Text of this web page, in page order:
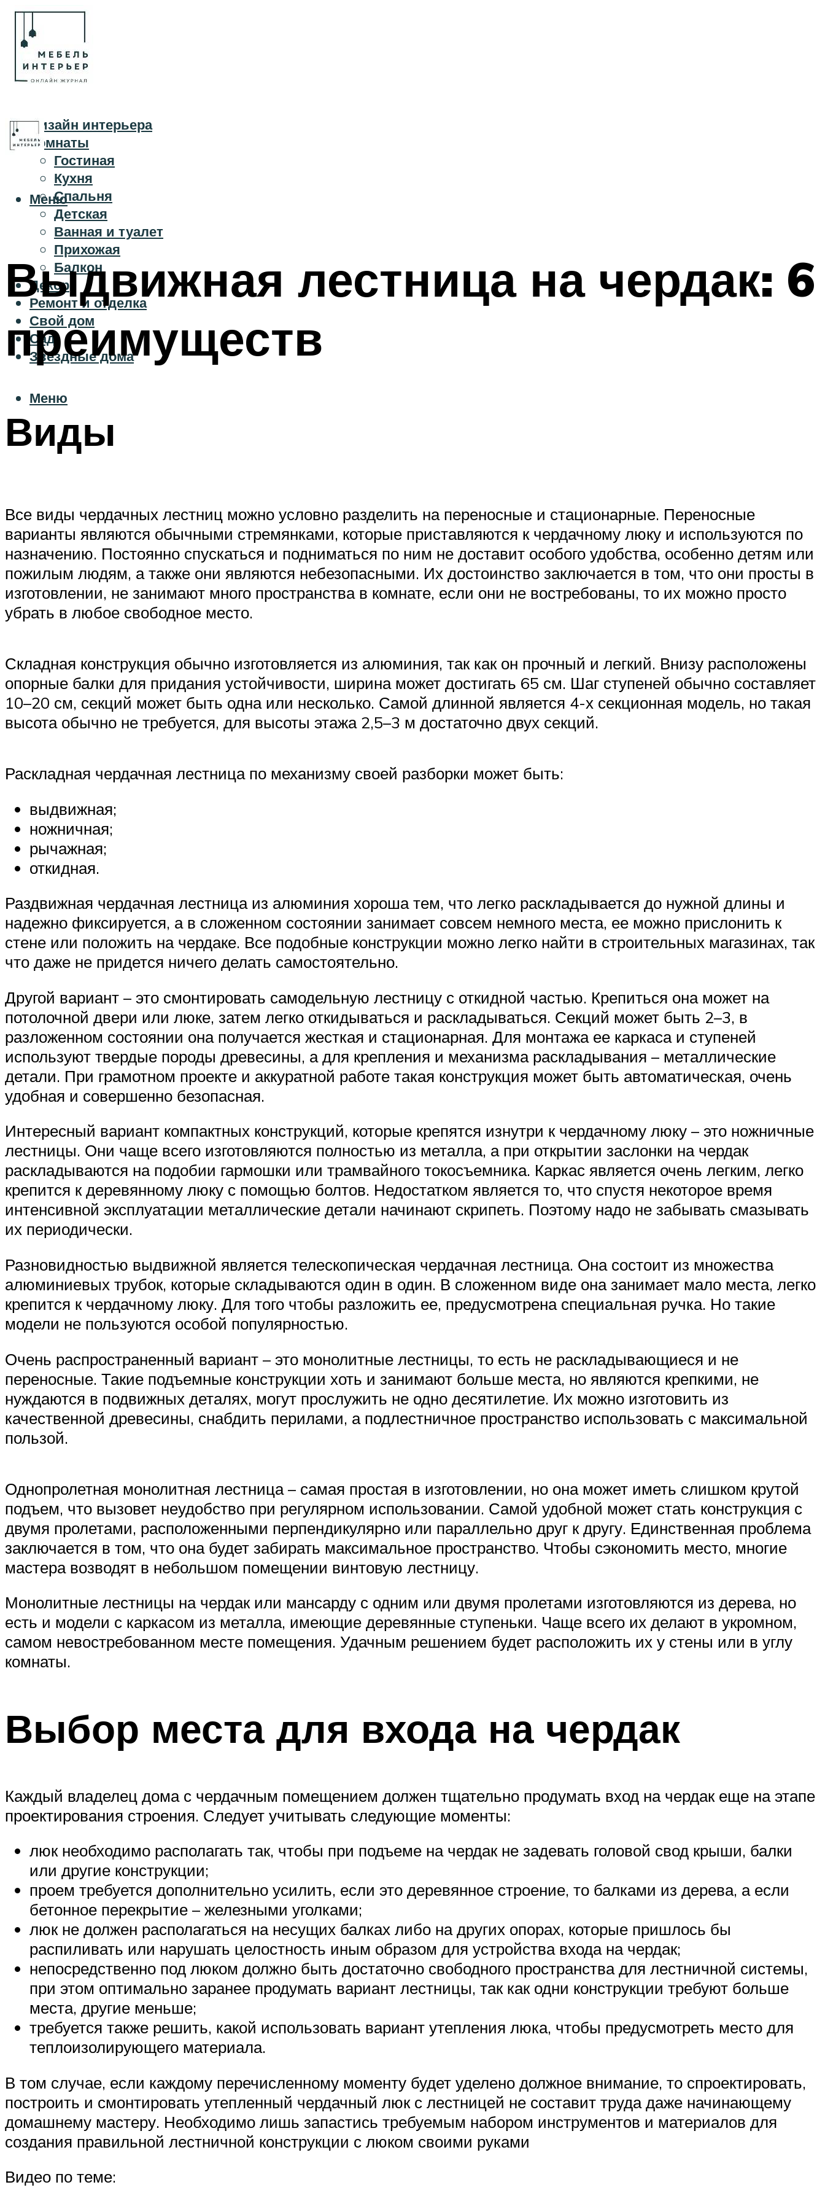
Дизайн интерьера
Комнаты
Гостиная
Кухня
Спальня
Детская
Ванная и туалет
Прихожая
Балкон
Декор
Ремонт и отделка
Свой дом
Сад
Звездные дома
Меню
Меню
Выдвижная лестница на чердак: 6
преимуществ
Виды
Все виды чердачных лестниц можно условно разделить на переносные и стационарные. Переносные
варианты являются обычными стремянками, которые приставляются к чердачному люку и используются по
назначению. Постоянно спускаться и подниматься по ним не доставит особого удобства, особенно детям или
пожилым людям, а также они являются небезопасными. Их достоинство заключается в том, что они просты в
изготовлении, не занимают много пространства в комнате, если они не востребованы, то их можно просто
убрать в любое свободное место.
Складная конструкция обычно изготовляется из алюминия, так как он прочный и легкий. Внизу расположены
опорные балки для придания устойчивости, ширина может достигать 65 см. Шаг ступеней обычно составляет
10–20 см, секций может быть одна или несколько. Самой длинной является 4-х секционная модель, но такая
высота обычно не требуется, для высоты этажа 2,5–3 м достаточно двух секций.
Раскладная чердачная лестница по механизму своей разборки может быть:
выдвижная;
ножничная;
рычажная;
откидная.
Раздвижная чердачная лестница из алюминия хороша тем, что легко раскладывается до нужной длины и
надежно фиксируется, а в сложенном состоянии занимает совсем немного места, ее можно прислонить к
стене или положить на чердаке. Все подобные конструкции можно легко найти в строительных магазинах, так
что даже не придется ничего делать самостоятельно.
Другой вариант – это смонтировать самодельную лестницу с откидной частью. Крепиться она может на
потолочной двери или люке, затем легко откидываться и раскладываться. Секций может быть 2–3, в
разложенном состоянии она получается жесткая и стационарная. Для монтажа ее каркаса и ступеней
используют твердые породы древесины, а для крепления и механизма раскладывания – металлические
детали. При грамотном проекте и аккуратной работе такая конструкция может быть автоматическая, очень
удобная и совершенно безопасная.
Интересный вариант компактных конструкций, которые крепятся изнутри к чердачному люку – это ножничные
лестницы. Они чаще всего изготовляются полностью из металла, а при открытии заслонки на чердак
раскладываются на подобии гармошки или трамвайного токосъемника. Каркас является очень легким, легко
крепится к деревянному люку с помощью болтов. Недостатком является то, что спустя некоторое время
интенсивной эксплуатации металлические детали начинают скрипеть. Поэтому надо не забывать смазывать
их периодически.
Разновидностью выдвижной является телескопическая чердачная лестница. Она состоит из множества
алюминиевых трубок, которые складываются один в один. В сложенном виде она занимает мало места, легко
крепится к чердачному люку. Для того чтобы разложить ее, предусмотрена специальная ручка. Но такие
модели не пользуются особой популярностью.
Очень распространенный вариант – это монолитные лестницы, то есть не раскладывающиеся и не
переносные. Такие подъемные конструкции хоть и занимают больше места, но являются крепкими, не
нуждаются в подвижных деталях, могут прослужить не одно десятилетие. Их можно изготовить из
качественной древесины, снабдить перилами, а подлестничное пространство использовать с максимальной
пользой.
Однопролетная монолитная лестница – самая простая в изготовлении, но она может иметь слишком крутой
подъем, что вызовет неудобство при регулярном использовании. Самой удобной может стать конструкция с
двумя пролетами, расположенными перпендикулярно или параллельно друг к другу. Единственная проблема
заключается в том, что она будет забирать максимальное пространство. Чтобы сэкономить место, многие
мастера возводят в небольшом помещении винтовую лестницу.
Монолитные лестницы на чердак или мансарду с одним или двумя пролетами изготовляются из дерева, но
есть и модели с каркасом из металла, имеющие деревянные ступеньки. Чаще всего их делают в укромном,
самом невостребованном месте помещения. Удачным решением будет расположить их у стены или в углу
комнаты.
Выбор места для входа на чердак
Каждый владелец дома с чердачным помещением должен тщательно продумать вход на чердак еще на этапе
проектирования строения. Следует учитывать следующие моменты:
люк необходимо располагать так, чтобы при подъеме на чердак не задевать головой свод крыши, балки
или другие конструкции;
проем требуется дополнительно усилить, если это деревянное строение, то балками из дерева, а если
бетонное перекрытие – железными уголками;
люк не должен располагаться на несущих балках либо на других опорах, которые пришлось бы
распиливать или нарушать целостность иным образом для устройства входа на чердак;
непосредственно под люком должно быть достаточно свободного пространства для лестничной системы,
при этом оптимально заранее продумать вариант лестницы, так как одни конструкции требуют больше
места, другие меньше;
требуется также решить, какой использовать вариант утепления люка, чтобы предусмотреть место для
теплоизолирующего материала.
В том случае, если каждому перечисленному моменту будет уделено должное внимание, то спроектировать,
построить и смонтировать утепленный чердачный люк с лестницей не составит труда даже начинающему
домашнему мастеру. Необходимо лишь запастись требуемым набором инструментов и материалов для
создания правильной лестничной конструкции с люком своими руками
Видео по теме: